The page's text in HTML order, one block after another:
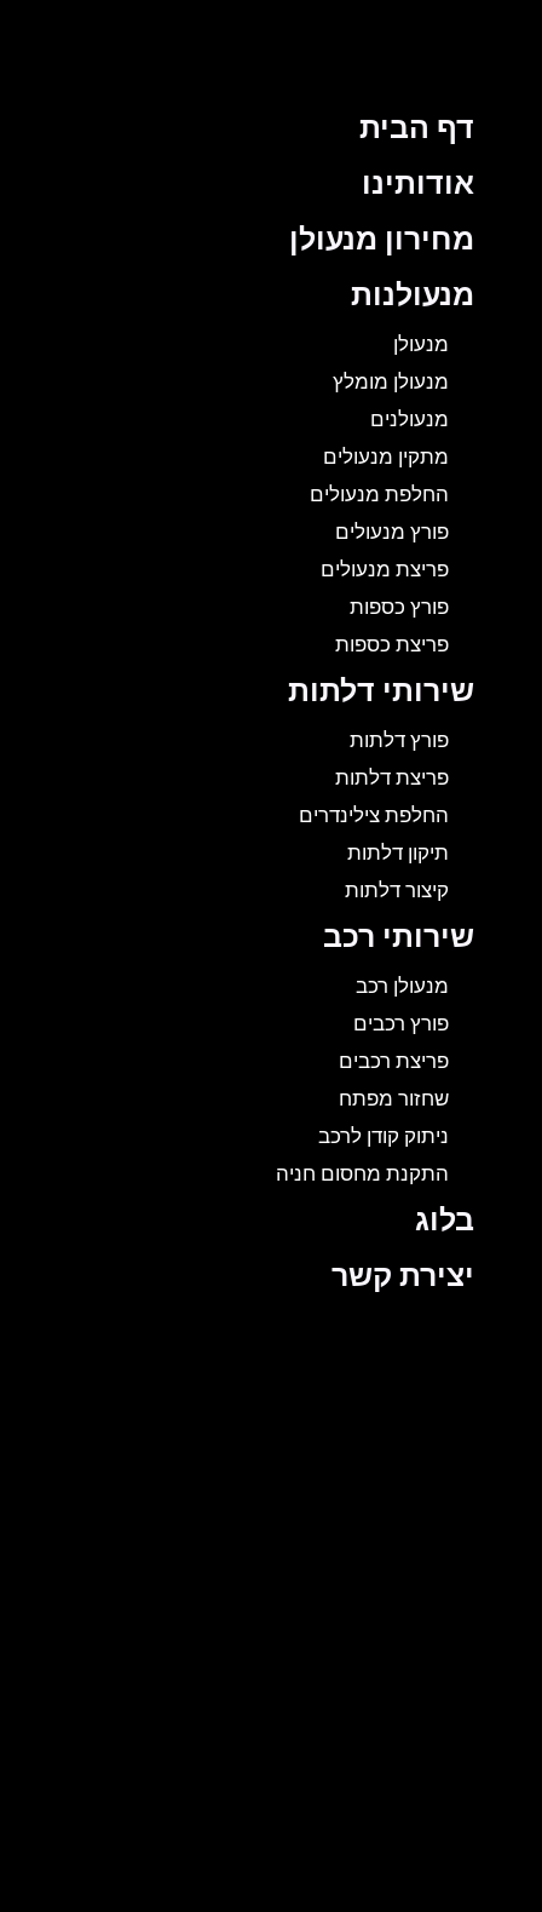
דף הבית
אודותינו
מחירון מנעולן
מנעולנות
מנעולן
מנעולן מומלץ
מנעולנים
מתקין מנעולים
החלפת מנעולים
פורץ מנעולים
פריצת מנעולים
פורץ כספות
פריצת כספות
שירותי דלתות
פורץ דלתות
פריצת דלתות
החלפת צילינדרים
תיקון דלתות
קיצור דלתות
שירותי רכב
מנעולן רכב
פורץ רכבים
פריצת רכבים
שחזור מפתח
ניתוק קודן לרכב
התקנת מחסום חניה
בלוג
יצירת קשר